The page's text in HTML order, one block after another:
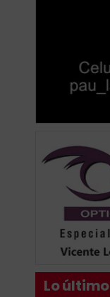
Lo último